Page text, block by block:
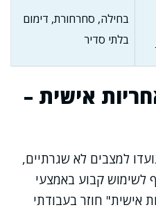
בחילה, סחרחורת, דימום
בלתי סדיר
אישית –
למצבים לא שגרתיים,
לשימוש קבוע באמצעי
אישית" חוזר בעבודתי